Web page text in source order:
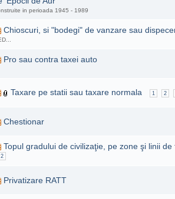
in perioada 1945 - 1989
Chioscuri, si "bodegi" de vanzare sau
Pro sau contra taxei auto
Taxare pe statii sau taxare normala 1 2
Chestionar
Topul gradului de civilizaţie, pe zone şi linii
2
Privatizare RATT